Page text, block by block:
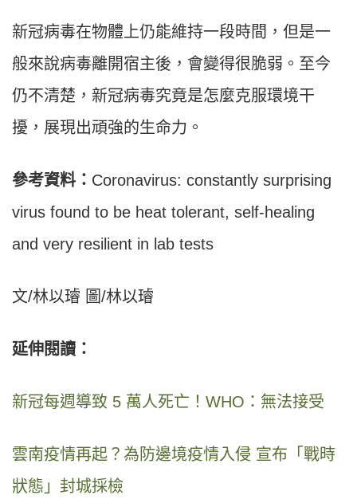
新冠病毒在物體上仍能維持一段時間，但是一
般來說病毒離開宿主後，會變得很脆弱。至今
仍不清楚，新冠病毒究竟是怎麼克服環境干
擾，展現出頑強的生命力。
參考資料： Coronavirus: constantly surprising
virus found to be heat tolerant, self-healing
and very resilient in lab tests
文/林以璿 圖/林以璿
延伸閱讀：
新冠每週導致 5 萬人死亡！WHO：無法接受
雲南疫情再起？為防邊境疫情入侵 宣布「戰時
狀態」封城採檢